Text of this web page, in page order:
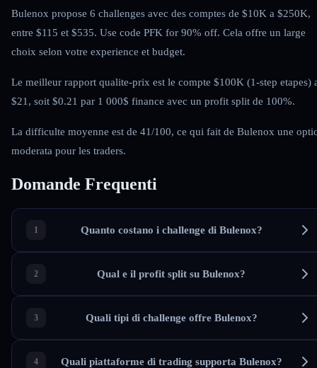
Bulenox propose 6 challenges avec des comptes de $10K a $250K,
entre $115 et $535. Use code PFK for 90% off. Cela offre un large
choix selon votre experience et budget.
Le meilleur rapport qualite-prix est le compte $100K (1-step etapes)
$21, soit $0.21 par 1 000$ finance avec un profit split de 100%.
La difficulte moyenne est de 41/100, ce qui fait de Bulenox une
moderata pour les traders.
Domande Frequenti
Quanto costano i challenge di Bulenox?
Qual e il profit split su Bulenox?
Quali tipi di challenge offre Bulenox?
Quali piattaforme di trading supporta Bulenox?